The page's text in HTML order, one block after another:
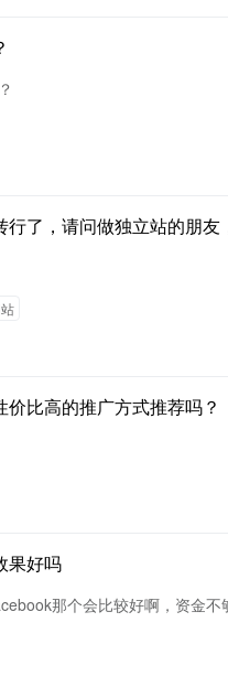
行了，请问做独立站的朋
比高的推广方式推荐吗？
果好吗
那个会比较好啊，资金不